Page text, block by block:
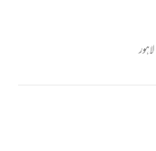
لاہور